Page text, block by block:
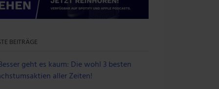
BEITRÄGE
geht es kaum: Die wohl 3 besten
aller Zeiten!